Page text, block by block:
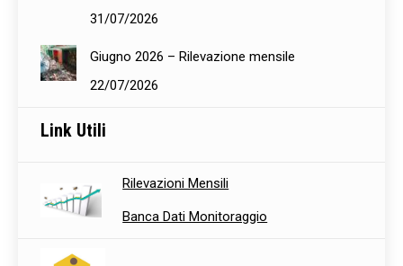
31/07/2026
Giugno 2026 – Rilevazione mensile
22/07/2026
Link Utili
Rilevazioni Mensili
Banca Dati Monitoraggio